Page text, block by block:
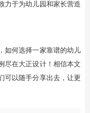
力于为幼儿园和家长营造
如何选择一家靠谱的幼儿
尽在大正设计！相信本文
可以随手分享出去，让更